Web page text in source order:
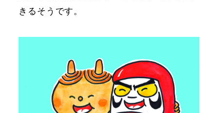
きるそうです。